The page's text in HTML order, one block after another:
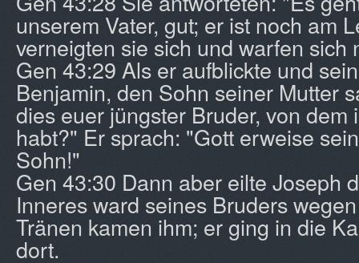
unserem Vater, gut; er ist noch am
verneigten sie sich und warfen sich
Gen 43:29 Als er aufblickte und
Benjamin, den Sohn seiner Mutter
dies euer jüngster Bruder, von dem
habt?" Er sprach: "Gott erweise
Sohn!"
Gen 43:30 Dann aber eilte Joseph
Inneres ward seines Bruders
Tränen kamen ihm; er ging in die
dort.